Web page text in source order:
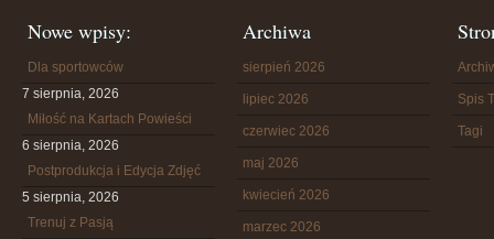
Nowe wpisy:
Dla sportowców
7 sierpnia, 2026
Miłość na Kartach Powieści
6 sierpnia, 2026
Postprodukcja i Edycja Zdjęć
5 sierpnia, 2026
Trenuj z Pasją
Archiwa
sierpień 2026
lipiec 2026
czerwiec 2026
maj 2026
kwiecień 2026
marzec 2026
Spis
Tagi